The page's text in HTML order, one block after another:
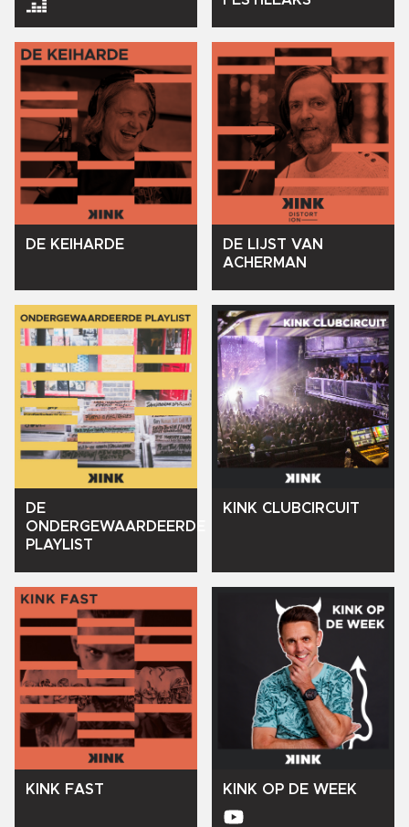
DE KEIHARDE DE LIJST VAN
ACHERMAN
DE
ONDERGEWAARDEERDE
PLAYLIST
KINK CLUBCIRCUIT
KINK FAST KINK OP DE WEEK